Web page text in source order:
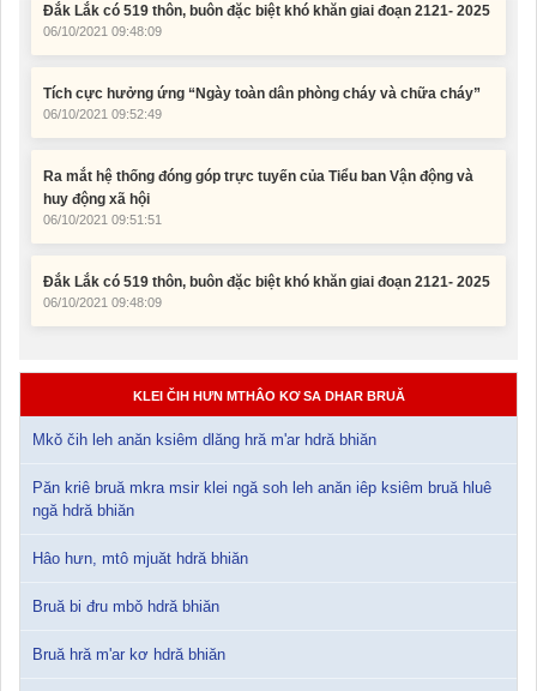
06/10/2021 09:48:09
06/10/2021 09:52:49
huy động xã hội
06/10/2021 09:51:51
06/10/2021 09:48:09
KLEI ČIH HƯN MTHÂO KƠ SA DHAR BRUĂ
Mkǒ čih leh anăn ksiêm dlăng hră m'ar hdră bhiăn
Păn kriê bruă mkra msir klei ngă soh leh anăn iêp ksiêm bruă hluê
ngă hdră bhiăn
Hâo hưn, mtô mjuăt hdră bhiăn
Bruă bi đru mbǒ hdră bhiăn
Bruă hră m'ar kơ hdră bhiăn